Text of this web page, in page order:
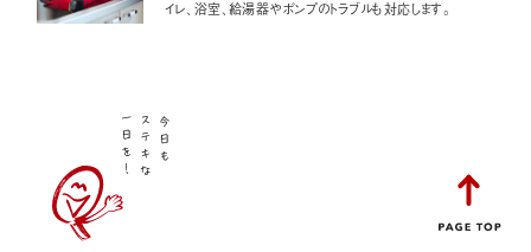
イレ、浴室、給湯器やポンプのトラブルも対応します。